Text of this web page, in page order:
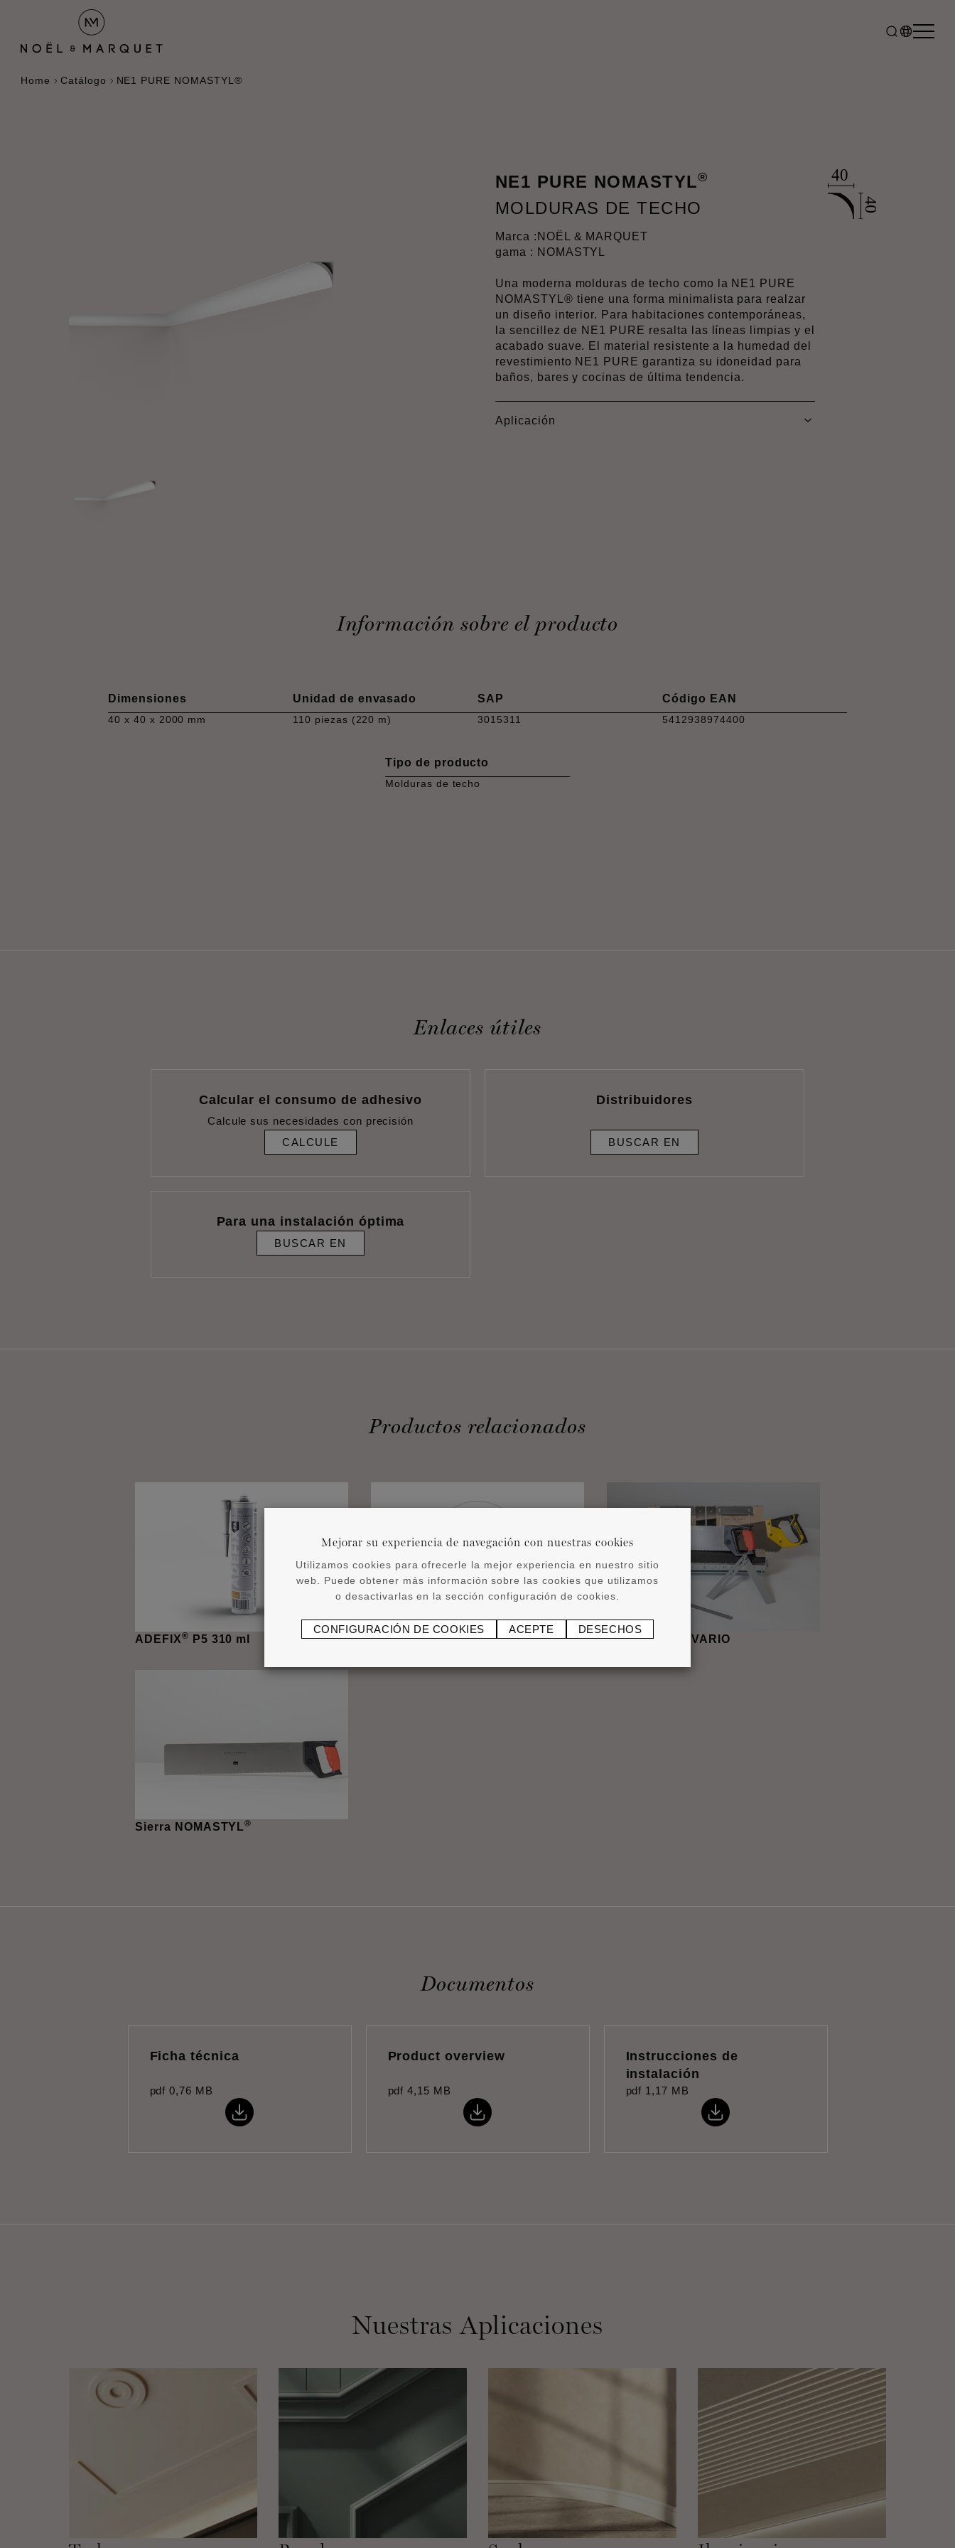
Home Catálogo NE1 PURE NOMASTYL®
NE1 PURE NOMASTYL®
MOLDURAS DE TECHO
Marca : NOËL & MARQUET
gama : NOMASTYL
Una moderna molduras de techo como la NE1 PURE
NOMASTYL® tiene una forma minimalista para realzar
un diseño interior. Para habitaciones contemporáneas,
la sencillez de NE1 PURE resalta las líneas limpias y el
acabado suave. El material resistente a la humedad del
revestimiento NE1 PURE garantiza su idoneidad para
baños, bares y cocinas de última tendencia.
Aplicación
Información sobre el producto
Dimensiones
40 x 40 x 2000 mm
Unidad de envasado
110 piezas (220 m)
SAP
3015311
Código EAN
5412938974400
Tipo de producto
Molduras de techo
Enlaces útiles
Calcular el consumo de adhesivo
Calcule sus necesidades con precisión
CALCULE
Distribuidores
BUSCAR EN
Para una instalación óptima
BUSCAR EN
Productos relacionados
ADEFIX® P5 310 ml ADEFIX®P5 5 kg Cortaingletes VARIO
Sierra NOMASTYL®
Documentos
Ficha técnica
pdf 0,76 MB
Product overview
pdf 4,15 MB
Instrucciones de
instalación
pdf 1,17 MB
Nuestras Aplicaciones
Mejorar su experiencia de navegación con nuestras cookies
Utilizamos cookies para ofrecerle la mejor experiencia en nuestro sitio
web. Puede obtener más información sobre las cookies que utilizamos
o desactivarlas en la sección configuración de cookies.
CONFIGURACIÓN DE COOKIES ACEPTE DESECHOS